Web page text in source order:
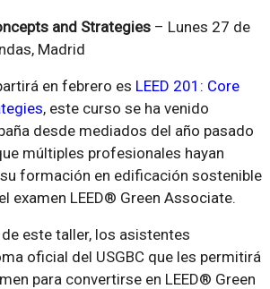
and Strategies– Lunes 27 de
Madrid
en febrero es LEED 201: Core
, este curso se ha venido
desde mediados del año pasado
múltiples profesionales hayan
formación en edificación sostenible
examen LEED® Green Associate.
este taller, los asistentes
oficial del USGBC que les permitirá
para convertirse en LEED® Green